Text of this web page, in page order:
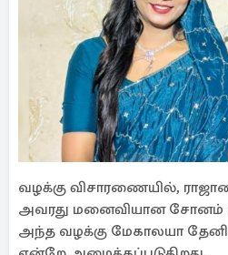
வழக்கு விசாரணையில்,
அவரது மனைவியான சோனம்
அந்த வழக்கு மேகாலயா